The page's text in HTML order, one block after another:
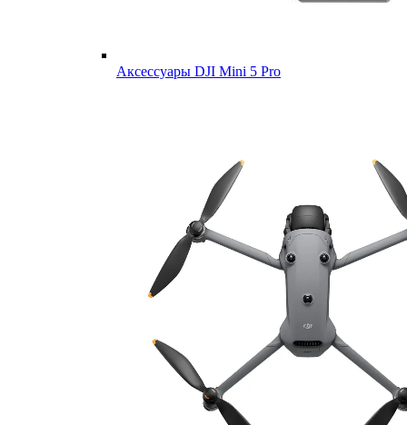
Аксессуары DJI Mini 5 Pro